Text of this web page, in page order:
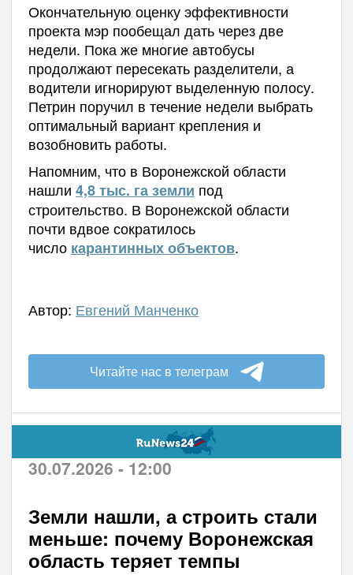
Окончательную оценку эффективности
проекта мэр пообещал дать через две
недели. Пока же многие автобусы
продолжают пересекать разделители, а
водители игнорируют выделенную полосу.
Петрин поручил в течение недели выбрать
оптимальный вариант крепления и
возобновить работы.
Напомним, что в Воронежской области
нашли 4,8 тыс. га земли под
строительство. В Воронежской области
почти вдвое сократилось
число карантинных объектов.
Автор: Евгений Манченко
Читайте нас в телеграм
30.07.2026 - 12:00
Земли нашли, а строить стали
меньше: почему Воронежская
область теряет темпы